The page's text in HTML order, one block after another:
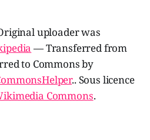
uploader was
— Transferred from
to Commons by
.. Sous licence
Commons.